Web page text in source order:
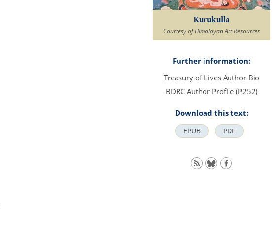
Kurukullā
Courtesy of Himalayan Art Resources
Further information:
Treasury of Lives Author Bio
BDRC Author Profile (P252)
Download this text:
EPUB PDF